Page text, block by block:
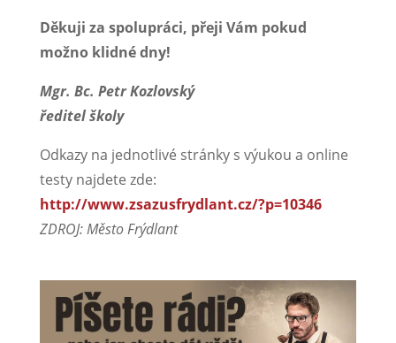
Děkuji za spolupráci, přeji Vám pokud
možno klidné dny!
Mgr. Bc. Petr Kozlovský
ředitel školy
Odkazy na jednotlivé stránky s výukou a online
testy najdete zde:
http://www.zsazusfrydlant.cz/?p=10346
ZDROJ: Město Frýdlant